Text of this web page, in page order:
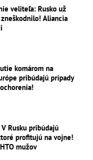
veliteľa: Rusko už
zneškodnilo! Aliancia
komárom na
pribúdajú prípady
V Rusku pribúdajú
profitujú na vojne!
mužov